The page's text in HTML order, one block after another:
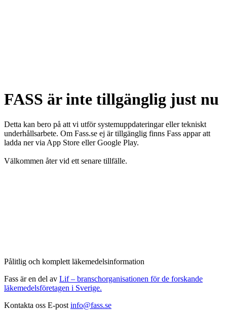
FASS är inte tillgänglig just nu
Detta kan bero på att vi utför systemuppdateringar eller tekniskt
underhållsarbete. Om Fass.se ej är tillgänglig finns Fass appar att
ladda ner via App Store eller Google Play.
Välkommen åter vid ett senare tillfälle.
Pålitlig och komplett läkemedelsinformation
Fass är en del av Lif – branschorganisationen för de forskande
läkemedelsföretagen i Sverige.
Kontakta oss E-post info@fass.se